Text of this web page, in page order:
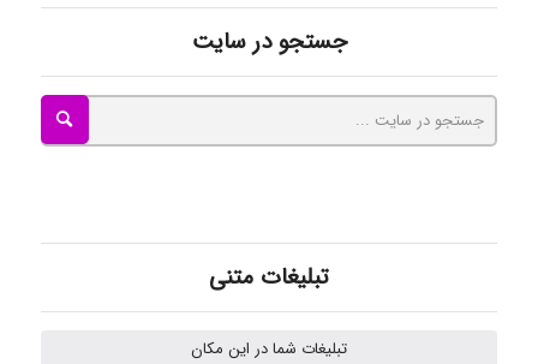
Radman Amini
Mohammad
جستجو در سایت
تبلیغات متنی
تبلیغات شما در این مکان